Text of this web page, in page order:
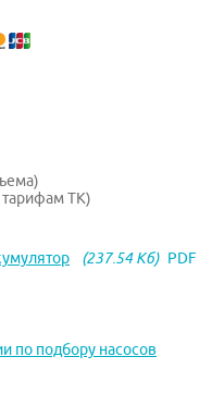
ТК)
(237.54 Кб) PDF
по подбору насосов